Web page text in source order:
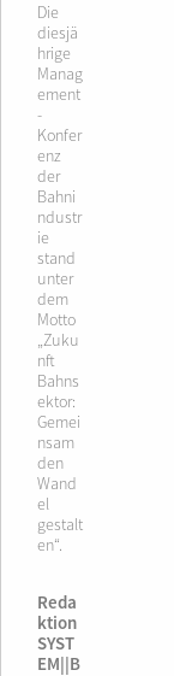
Die
diesjä
hrige
Manag
ement
-
Konfer
enz
der
Bahni
ndustr
ie
stand
unter
dem
Motto
„Zuku
nft
Bahns
ektor:
Gemei
nsam
den
Wand
el
gestalt
en“.
Reda
ktion
SYST
EM||B